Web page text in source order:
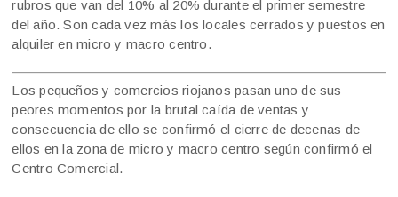
rubros que van del 10% al 20% durante el primer semestre
del año. Son cada vez más los locales cerrados y puestos en
alquiler en micro y macro centro.
Los pequeños y comercios riojanos pasan uno de sus
peores momentos por la brutal caída de ventas y
consecuencia de ello se confirmó el cierre de decenas de
ellos en la zona de micro y macro centro según confirmó el
Centro Comercial.